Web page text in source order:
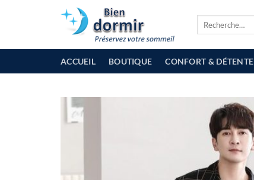
ACCUEIL BOUTIQUE CONFORT & DÉTENTE